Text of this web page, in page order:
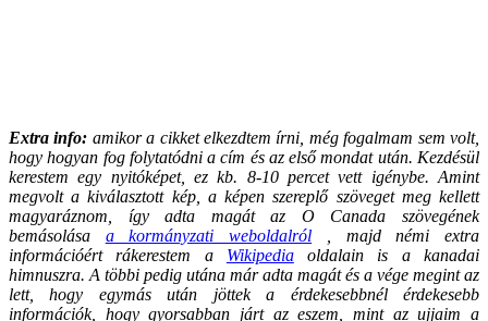
Extra info: amikor a cikket elkezdtem írni, még fogalmam sem volt,
hogy hogyan fog folytatódni a cím és az első mondat után. Kezdésül
kerestem egy nyitóképet, ez kb. 8-10 percet vett igénybe. Amint
megvolt a kiválasztott kép, a képen szereplő szöveget meg kellett
magyaráznom, így adta magát az O Canada szövegének
bemásolása a kormányzati weboldalról , majd némi extra
információért rákerestem a Wikipediaoldalain is a kanadai
himnuszra. A többi pedig utána már adta magát és a vége megint az
lett, hogy egymás után jöttek a érdekesebbnél érdekesebb
információk, hogy gyorsabban járt az eszem, mint az ujjaim a